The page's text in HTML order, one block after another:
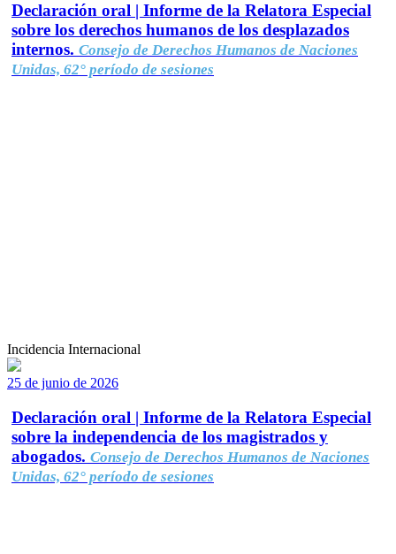
Declaración oral | Informe de la Relatora Especial
sobre los derechos humanos de los desplazados
internos. Consejo de Derechos Humanos de Naciones
Unidas, 62° período de sesiones
Incidencia Internacional
25 de junio de 2026
Declaración oral | Informe de la Relatora Especial
sobre la independencia de los magistrados y
abogados. Consejo de Derechos Humanos de Naciones
Unidas, 62° período de sesiones